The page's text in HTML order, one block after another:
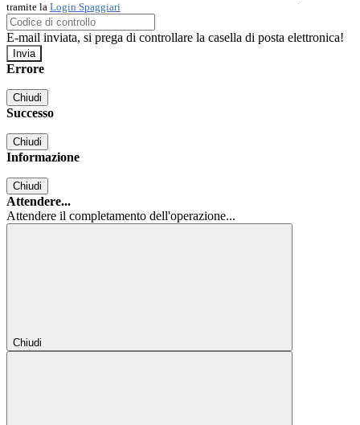
tramite la Login Spaggiari
E-mail inviata, si prega di controllare la casella di posta elettronica!
Errore
Chiudi
Successo
Chiudi
Informazione
Chiudi
Attendere...
Attendere il completamento dell'operazione...
Chiudi